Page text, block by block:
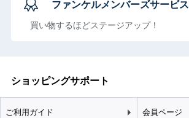
ファンケルメンバーズサービス
買い物するほどステージアップ！
ショッピングサポート
ご利用ガイド 会員ページ